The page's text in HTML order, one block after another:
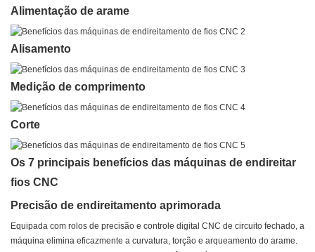
Alimentação de arame
Alisamento
Medição de comprimento
Corte
Os 7 principais benefícios das máquinas de endireitar
fios CNC
Precisão de endireitamento aprimorada
Equipada com rolos de precisão e controle digital CNC de circuito fechado, a
máquina elimina eficazmente a curvatura, torção e arqueamento do arame.